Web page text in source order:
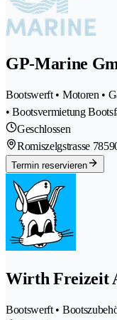
GP-Marine
Bootswerft • Motoren •
• Bootsvermietung
Geschlossen
Romiszelgstrasse 7
Termin reservieren
Wirth Freizeit
Bootswerft •